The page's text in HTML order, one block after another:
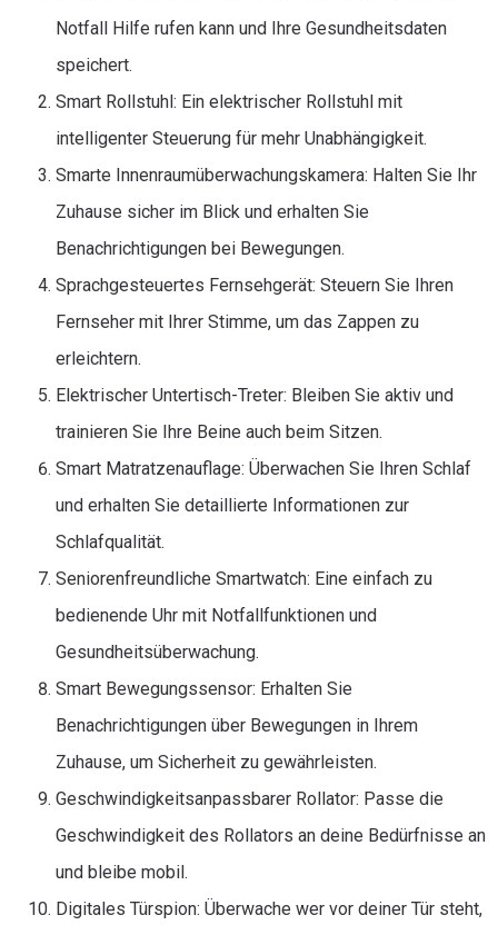
Notfall Hilfe rufen kann und Ihre Gesundheitsdaten
speichert.
Smart Rollstuhl: Ein elektrischer Rollstuhl mit
intelligenter Steuerung für mehr Unabhängigkeit.
Smarte Innenraumüberwachungskamera: Halten Sie Ihr
Zuhause sicher im Blick und erhalten Sie
Benachrichtigungen bei Bewegungen.
Sprachgesteuertes Fernsehgerät: Steuern Sie Ihren
Fernseher mit Ihrer Stimme, um das Zappen zu
erleichtern.
Elektrischer Untertisch-Treter: Bleiben Sie aktiv und
trainieren Sie Ihre Beine auch beim Sitzen.
Smart Matratzenauflage: Überwachen Sie Ihren Schlaf
und erhalten Sie detaillierte Informationen zur
Schlafqualität.
Seniorenfreundliche Smartwatch: Eine einfach zu
bedienende Uhr mit Notfallfunktionen und
Gesundheitsüberwachung.
Smart Bewegungssensor: Erhalten Sie
Benachrichtigungen über Bewegungen in Ihrem
Zuhause, um Sicherheit zu gewährleisten.
Geschwindigkeitsanpassbarer Rollator: Passe die
Geschwindigkeit des Rollators an deine Bedürfnisse an
und bleibe mobil.
Digitales Türspion: Überwache wer vor deiner Tür steht,